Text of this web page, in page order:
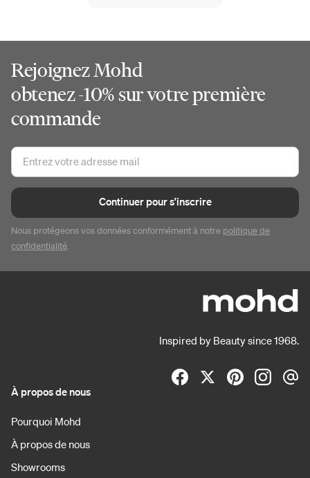
Rejoignez Mohd
obtenez -10% sur votre première
commande
Continuer pour s'inscrire
Nous protégeons vos données conformément à notre politique de
confidentialité.
Inspired by Beauty since 1968.
À propos de nous
Pourquoi Mohd
À propos de nous
Showrooms